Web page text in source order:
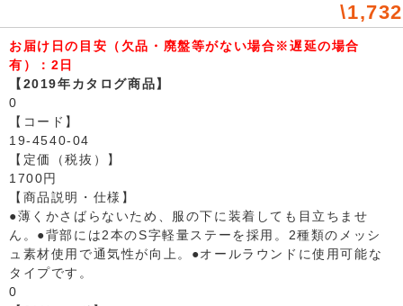
\1,732
お届け日の目安（欠品・廃盤等がない場合※遅延の場合
有）：2日
【2019年カタログ商品】
0
【コード】
19-4540-04
【定価（税抜）】
1700円
【商品説明・仕様】
●薄くかさばらないため、服の下に装着しても目立ちませ
ん。●背部には2本のS字軽量ステーを採用。2種類のメッシ
ュ素材使用で通気性が向上。●オールラウンドに使用可能な
タイプです。
0